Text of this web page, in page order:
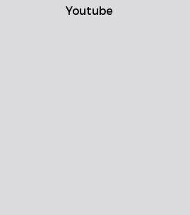
Youtube